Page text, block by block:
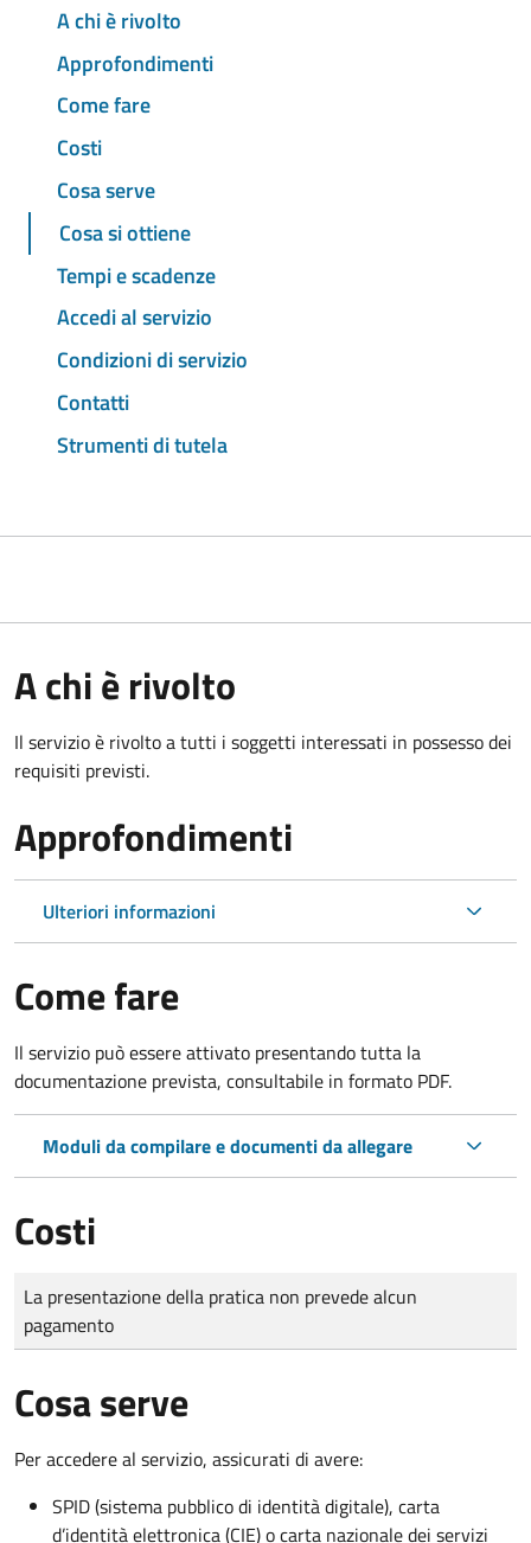
A chi è rivolto
Approfondimenti
Come fare
Costi
Cosa serve
Cosa si ottiene
Tempi e scadenze
Accedi al servizio
Condizioni di servizio
Contatti
Strumenti di tutela
A chi è rivolto
Il servizio è rivolto a tutti i soggetti interessati in possesso dei
requisiti previsti.
Approfondimenti
Ulteriori informazioni
Come fare
Il servizio può essere attivato presentando tutta la
documentazione prevista, consultabile in formato PDF.
Moduli da compilare e documenti da allegare
Costi
Tipo di pagamento
Importo
La presentazione della pratica non prevede alcun
pagamento
Cosa serve
Per accedere al servizio, assicurati di avere:
SPID (sistema pubblico di identità digitale), carta
d’identità elettronica (CIE) o carta nazionale dei servizi